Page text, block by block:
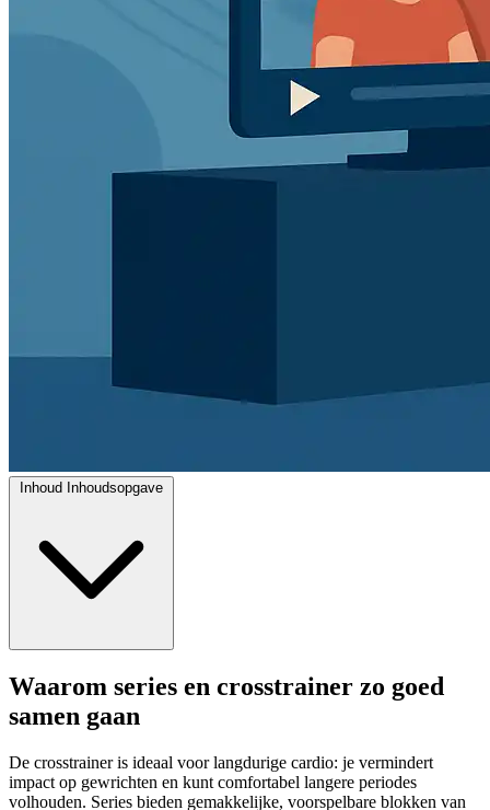
Inhoud Inhoudsopgave
Waarom series en crosstrainer zo goed
samen gaan
De crosstrainer is ideaal voor langdurige cardio: je vermindert
impact op gewrichten en kunt comfortabel langere periodes
volhouden. Series bieden gemakkelijke, voorspelbare blokken van